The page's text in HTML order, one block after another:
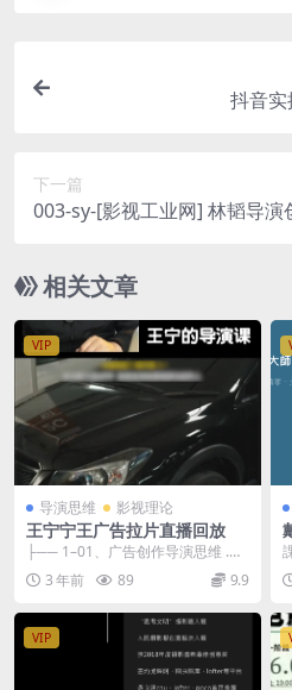
抖音实
下一篇
003-sy-[影视工业网] 林韬导演
相关文章
VIP
导演思维 影视理论
王宁宁王广告拉片直播回放
├── 1–01、广告创作导演思维 .m
p4 ├── 10̵...
3 年前 89 9.9
VIP